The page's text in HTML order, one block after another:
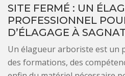
SITE FERMÉ : UN
PROFESSIONNEL
D’ÉLAGAGE À
Un élagueur arboriste est un
des formations, des